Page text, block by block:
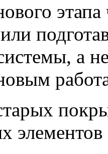
а
элементов